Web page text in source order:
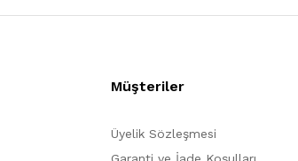
Müşteriler
Üyelik Sözleşmesi